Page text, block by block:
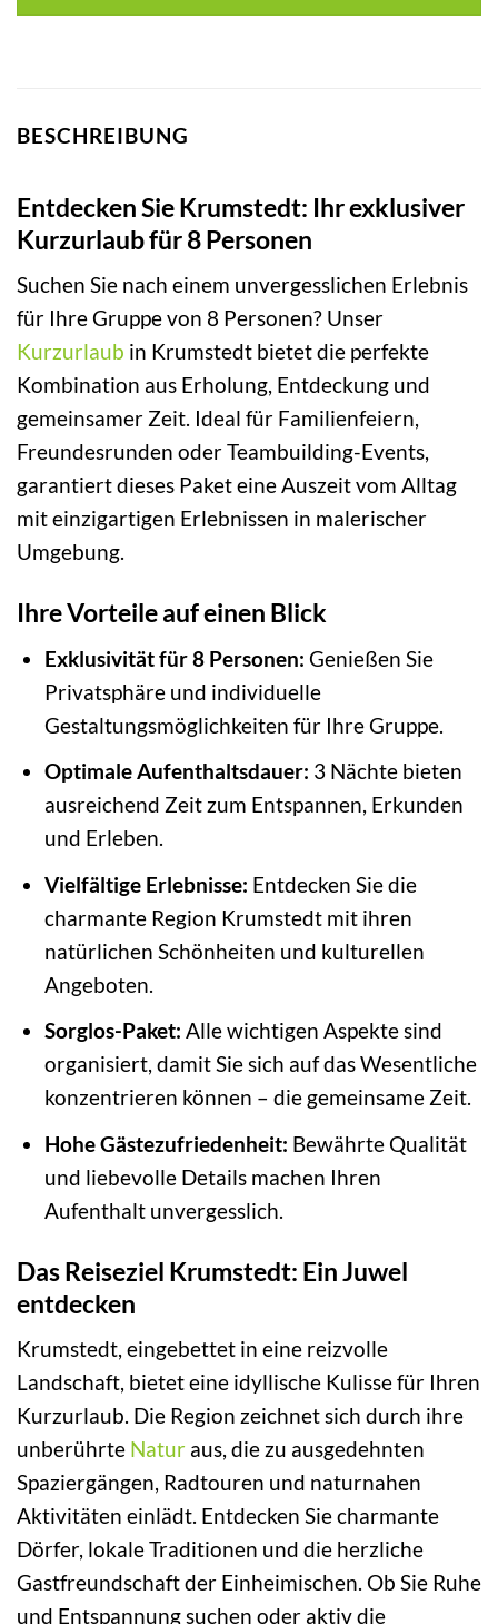
BESCHREIBUNG
Entdecken Sie Krumstedt: Ihr exklusiver
Kurzurlaub für 8 Personen
Suchen Sie nach einem unvergesslichen Erlebnis
für Ihre Gruppe von 8 Personen? Unser
Kurzurlaub in Krumstedt bietet die perfekte
Kombination aus Erholung, Entdeckung und
gemeinsamer Zeit. Ideal für Familienfeiern,
Freundesrunden oder Teambuilding-Events,
garantiert dieses Paket eine Auszeit vom Alltag
mit einzigartigen Erlebnissen in malerischer
Umgebung.
Ihre Vorteile auf einen Blick
Exklusivität für 8 Personen: Genießen Sie
Privatsphäre und individuelle
Gestaltungsmöglichkeiten für Ihre Gruppe.
Optimale Aufenthaltsdauer: 3 Nächte bieten
ausreichend Zeit zum Entspannen, Erkunden
und Erleben.
Vielfältige Erlebnisse: Entdecken Sie die
charmante Region Krumstedt mit ihren
natürlichen Schönheiten und kulturellen
Angeboten.
Sorglos-Paket: Alle wichtigen Aspekte sind
organisiert, damit Sie sich auf das Wesentliche
konzentrieren können – die gemeinsame Zeit.
Hohe Gästezufriedenheit: Bewährte Qualität
und liebevolle Details machen Ihren
Aufenthalt unvergesslich.
Das Reiseziel Krumstedt: Ein Juwel
entdecken
Krumstedt, eingebettet in eine reizvolle
Landschaft, bietet eine idyllische Kulisse für Ihren
Kurzurlaub. Die Region zeichnet sich durch ihre
unberührte Natur aus, die zu ausgedehnten
Spaziergängen, Radtouren und naturnahen
Aktivitäten einlädt. Entdecken Sie charmante
Dörfer, lokale Traditionen und die herzliche
Gastfreundschaft der Einheimischen. Ob Sie Ruhe
und Entspannung suchen oder aktiv die